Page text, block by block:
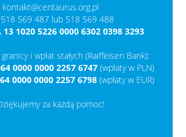
kontakt@centaurus.org.pl
569 487 lub 518 569 488
13 1020 5226 0000 6302 0398 3293
granicy i wpłat stałych (Raiffeisen Bank):
0000 0000 2257 6747(wpłaty w PLN)
0000 0000 2257 6798 (wpłaty w EUR)
za każdą pomoc!